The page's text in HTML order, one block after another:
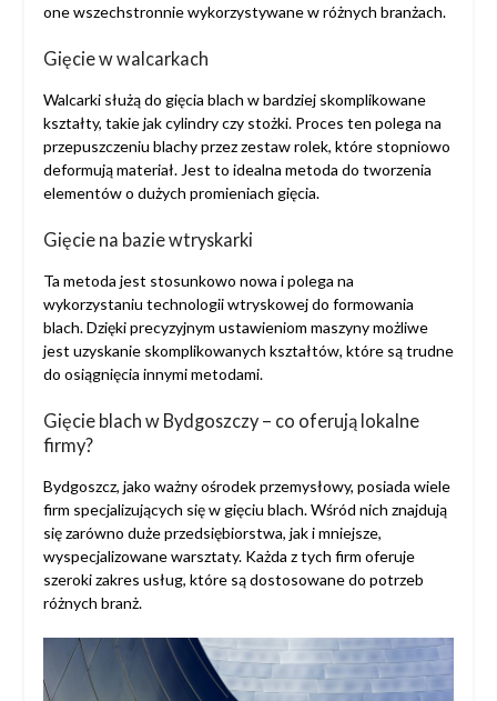
one wszechstronnie wykorzystywane w różnych branżach.
Gięcie w walcarkach
Walcarki służą do gięcia blach w bardziej skomplikowane
kształty, takie jak cylindry czy stożki. Proces ten polega na
przepuszczeniu blachy przez zestaw rolek, które stopniowo
deformują materiał. Jest to idealna metoda do tworzenia
elementów o dużych promieniach gięcia.
Gięcie na bazie wtryskarki
Ta metoda jest stosunkowo nowa i polega na
wykorzystaniu technologii wtryskowej do formowania
blach. Dzięki precyzyjnym ustawieniom maszyny możliwe
jest uzyskanie skomplikowanych kształtów, które są trudne
do osiągnięcia innymi metodami.
Gięcie blach w Bydgoszczy – co oferują lokalne
firmy?
Bydgoszcz, jako ważny ośrodek przemysłowy, posiada wiele
firm specjalizujących się w gięciu blach. Wśród nich znajdują
się zarówno duże przedsiębiorstwa, jak i mniejsze,
wyspecjalizowane warsztaty. Każda z tych firm oferuje
szeroki zakres usług, które są dostosowane do potrzeb
różnych branż.